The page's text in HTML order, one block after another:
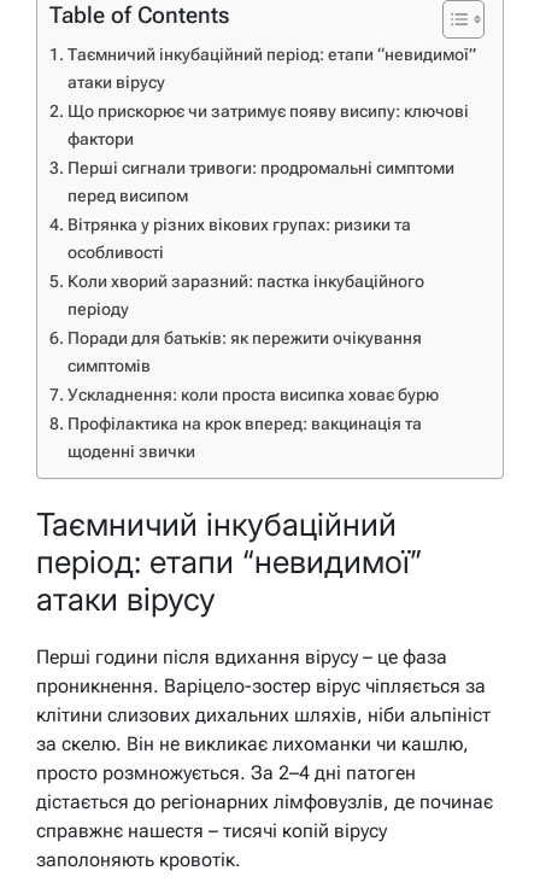
Table of Contents
Таємничий інкубаційний період: етапи “невидимої”
атаки вірусу
Що прискорює чи затримує появу висипу: ключові
фактори
Перші сигнали тривоги: продромальні симптоми
перед висипом
Вітрянка у різних вікових групах: ризики та
особливості
Коли хворий заразний: пастка інкубаційного
періоду
Поради для батьків: як пережити очікування
симптомів
Ускладнення: коли проста висипка ховає бурю
Профілактика на крок вперед: вакцинація та
щоденні звички
Таємничий інкубаційний
період: етапи “невидимої”
атаки вірусу
Перші години після вдихання вірусу – це фаза
проникнення. Варіцело-зостер вірус чіпляється за
клітини слизових дихальних шляхів, ніби альпініст
за скелю. Він не викликає лихоманки чи кашлю,
просто розмножується. За 2–4 дні патоген
дістається до регіонарних лімфовузлів, де починає
справжнє нашестя – тисячі копій вірусу
заполоняють кровотік.